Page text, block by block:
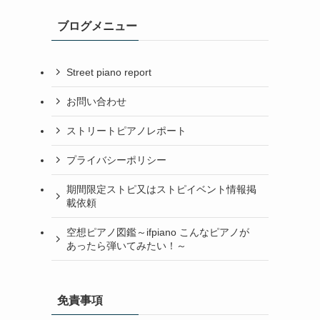
ブログメニュー
Street piano report
お問い合わせ
ストリートピアノレポート
プライバシーポリシー
期間限定ストピ又はストピイベント情報掲
載依頼
空想ピアノ図鑑～ifpiano こんなピアノが
あったら弾いてみたい！～
免責事項